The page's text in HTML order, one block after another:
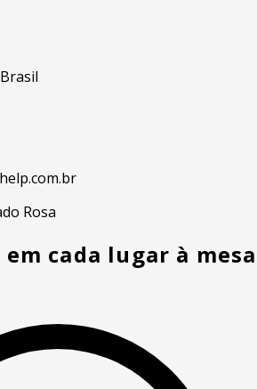
Rosa
cada lugar à mesa